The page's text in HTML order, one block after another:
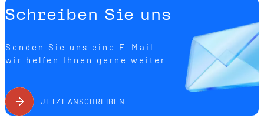
Schreiben Sie uns
Senden Sie uns eine E-Mail -
wir helfen Ihnen gerne weiter
JETZT ANSCHREIBEN